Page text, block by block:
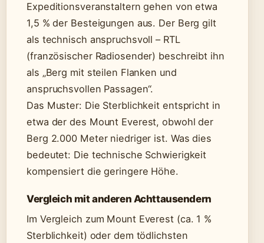
Expeditionsveranstaltern gehen von etwa
1,5 % der Besteigungen aus. Der Berg gilt
als technisch anspruchsvoll – RTL
(französischer Radiosender) beschreibt ihn
als „Berg mit steilen Flanken und
anspruchsvollen Passagen“.
Das Muster: Die Sterblichkeit entspricht in
etwa der des Mount Everest, obwohl der
Berg 2.000 Meter niedriger ist. Was dies
bedeutet: Die technische Schwierigkeit
kompensiert die geringere Höhe.
Vergleich mit anderen Achttausendern
Im Vergleich zum Mount Everest (ca. 1 %
Sterblichkeit) oder dem tödlichsten